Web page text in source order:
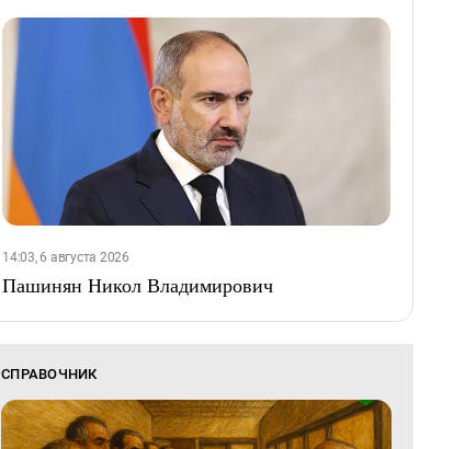
14:03, 6 августа 2026
Пашинян Никол Владимирович
СПРАВОЧНИК